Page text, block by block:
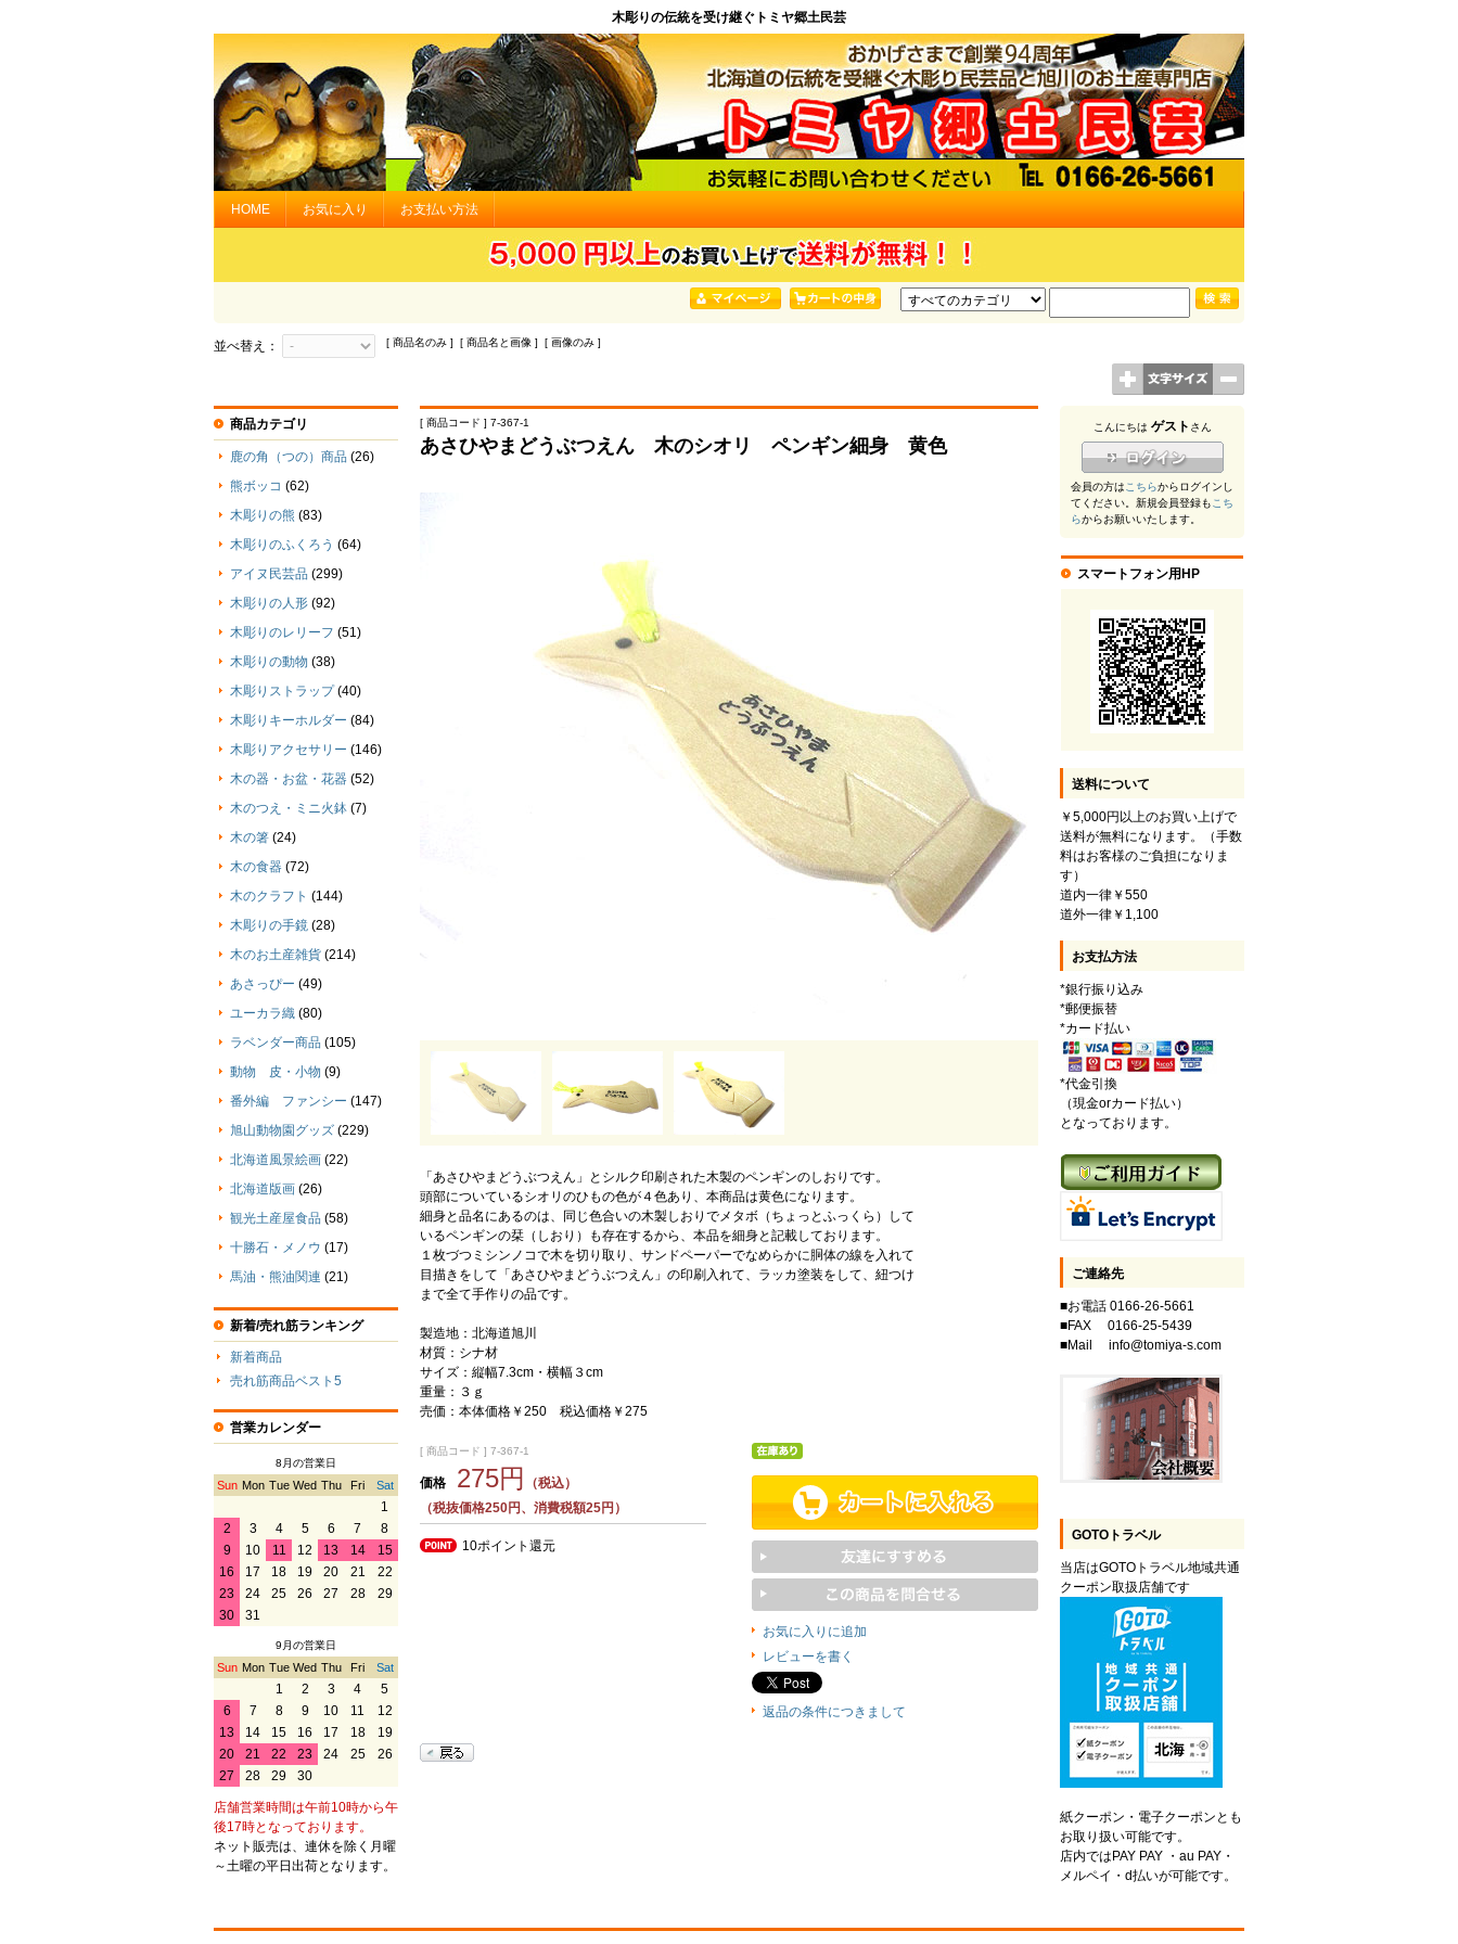
木彫りの伝統を受け継ぐトミヤ郷土民芸
HOME お気に入り お支払い方法
並べ替え： [ 商品名のみ ] [ 商品名と画像 ] [ 画像のみ ]
[ 商品コード ] 7-367-1
あさひやまどうぶつえん 木のシオリ ペンギン細身 黄色
「あさひやまどうぶつえん」とシルク印刷された木製のペンギンのしおりです。
頭部についているシオリのひもの色が４色あり、本商品は黄色になります。
細身と品名にあるのは、同じ色合いの木製しおりでメタボ（ちょっとふっくら）して
いるペンギンの栞（しおり）も存在するから、本品を細身と記載しております。
１枚づつミシンノコで木を切り取り、サンドペーパーでなめらかに胴体の線を入れて
目描きをして「あさひやまどうぶつえん」の印刷入れて、ラッカ塗装をして、紐つけ
まで全て手作りの品です。
製造地：北海道旭川
材質：シナ材
サイズ：縦幅7.3cm・横幅３cm
重量：３ｇ
売価：本体価格￥250 税込価格￥275
[ 商品コード ] 7-367-1
価格 275円
（税込）
（税抜価格250円、消費税額25円）
10ポイント還元
お気に入りに追加
レビューを書く
返品の条件につきまして
商品カテゴリ
鹿の角（つの）商品 (26)
熊ボッコ (62)
木彫りの熊 (83)
木彫りのふくろう (64)
アイヌ民芸品 (299)
木彫りの人形 (92)
木彫りのレリーフ (51)
木彫りの動物 (38)
木彫りストラップ (40)
木彫りキーホルダー (84)
木彫りアクセサリー (146)
木の器・お盆・花器 (52)
木のつえ・ミニ火鉢 (7)
木の箸 (24)
木の食器 (72)
木のクラフト (144)
木彫りの手鏡 (28)
木のお土産雑貨 (214)
あさっぴー (49)
ユーカラ織 (80)
ラベンダー商品 (105)
動物 皮・小物 (9)
番外編 ファンシー (147)
旭山動物園グッズ (229)
北海道風景絵画 (22)
北海道版画 (26)
観光土産屋食品 (58)
十勝石・メノウ (17)
馬油・熊油関連 (21)
新着/売れ筋ランキング
新着商品
売れ筋商品ベスト5
営業カレンダー
8月の営業日
Sun Mon Tue Wed Thu Fri Sat
1
2
3 4 5 6 7
8
9
10 11 12 13 14
15
16
17 18 19 20 21
22
23
24 25 26 27 28
29
30
31
9月の営業日
Sun Mon Tue Wed Thu Fri Sat
1 2 3 4
5
6
7 8 9 10 11
12
13
14 15 16 17 18
19
20
21 22 23 24 25
26
27
28 29 30
店舗営業時間は午前10時から午
後17時となっております。
ネット販売は、連休を除く月曜
～土曜の平日出荷となります。
こんにちは ゲスト さん
会員の方はこちらからログインし
てください。新規会員登録もこち
らからお願いいたします。
スマートフォン用HP
送料について
￥5,000円以上のお買い上げで
送料が無料になります。（手数
料はお客様のご負担になりま
す）
道内一律￥550
道外一律￥1,100
お支払方法
*銀行振り込み
*郵便振替
*カード払い
*代金引換
（現金orカード払い）
となっております。
ご連絡先
■お電話 0166-26-5661
■FAX 0166-25-5439
■Mail info@tomiya-s.com
GOTOトラベル
当店はGOTOトラベル地域共通
クーポン取扱店舗です
紙クーポン・電子クーポンとも
お取り扱い可能です。
店内ではPAY PAY ・au PAY・
メルペイ・d払いが可能です。